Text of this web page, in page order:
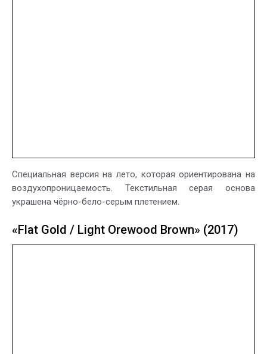
Специальная версия на лето, которая ориентирована на
воздухопроницаемость. Текстильная серая основа
украшена чёрно-бело-серым плетением.
«Flat Gold / Light Orewood Brown» (2017)